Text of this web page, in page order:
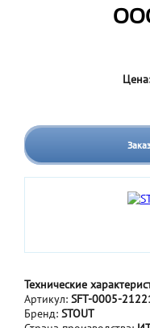
Технические
Артикул: SFT-0005-
Бренд: STOUT